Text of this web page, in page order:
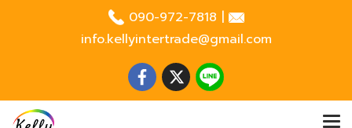
090-972-7818 |
info.kellyintertrade@gmail.com